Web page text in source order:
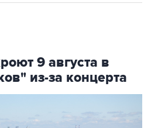
9 августа в
из-за концерта